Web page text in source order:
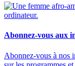
Abonnez-vous aux
Abonnez-vous à nos